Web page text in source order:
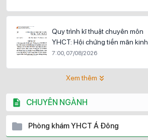
Quy trình kĩ thuật chuyên môn
YHCT: Hội chứng tiền mãn kinh
7:00, 07/08/2026
Xem thêm
CHUYÊN NGÀNH
Phòng khám YHCT Á Đông